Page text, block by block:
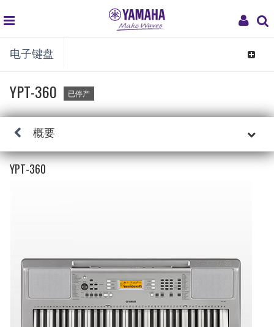
My
global
navigation
电子键盘
Toggle
YPT-360 已停产
概要
YPT-360